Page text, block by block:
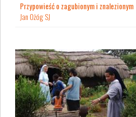
Przypowieść o zagubionym i znalezionym
Jan Ożóg SJ